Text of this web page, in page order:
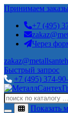
Принимаем
+7 (495)
Через
Быстрый запрос
+7 (495) 374-
Показать